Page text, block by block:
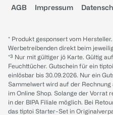
AGB Impressum
* Produkt gesponsert vom
Werbetreibenden direkt beim
*³ Nur mit gültiger jö Karte. Gültig
Feuchttücher. Gutschein für ein
einlösbar bis 30.09.2026. Nur ein
Sammelwert wird auf der
im Online Shop. Solange der Vorrat
in der BIPA Filiale möglich. Bei
das tiptoi Starter-Set in